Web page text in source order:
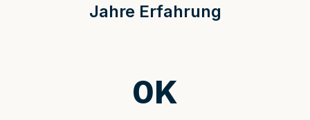
Jahre Erfahrung
0K